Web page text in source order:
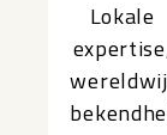
Lokale